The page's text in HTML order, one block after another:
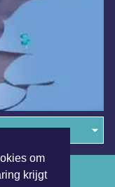
om
krijgt